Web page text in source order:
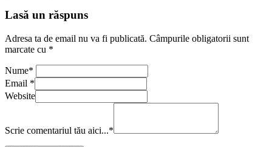
Lasă un răspuns
Adresa ta de email nu va fi publicată. Câmpurile obligatorii sunt
marcate cu *
Nume*
Email *
Website
Scrie comentariul tău aici...*